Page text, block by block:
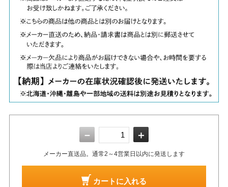
－ ＋
メーカー直送品。通常2～4営業日以内に発送します
カートに入れる